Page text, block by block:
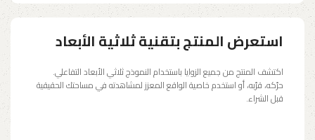
استعرض المنتج بتقنية ثلاثية الأبعاد
اكتشف المنتج من جميع الزوايا باستخدام النموذج ثلاثي الأبعاد التفاعلي.
حرّكه، قرّبه، أو استخدم خاصية الواقع المعزز لمشاهدته في مساحتك الحقيقية
قبل الشراء.